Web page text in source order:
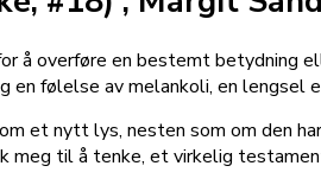
å overføre en bestemt
en følelse av melankoli, en
et nytt lys, nesten som om den
meg til å tenke, et virkelig